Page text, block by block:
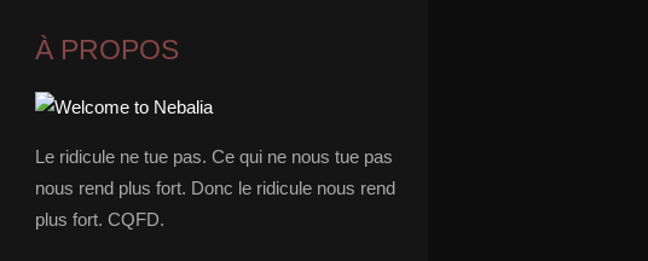
À PROPOS
Le ridicule ne tue pas. Ce qui ne nous tue pas
nous rend plus fort. Donc le ridicule nous rend
plus fort. CQFD.